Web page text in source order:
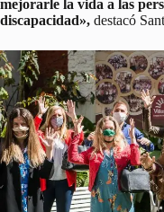
mejorarle la vida a las
discapacidad», destacó